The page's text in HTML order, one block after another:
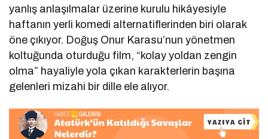
yanlış anlaşılmalar üzerine kurulu hikâyesiyle
haftanın yerli komedi alternatiflerinden biri olarak
öne çıkıyor. Doğuş Onur Karasu’nun yönetmen
koltuğunda oturduğu film, “kolay yoldan zengin
olma” hayaliyle yola çıkan karakterlerin başına
gelenleri mizahi bir dille ele alıyor.